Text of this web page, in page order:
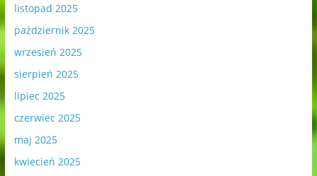
listopad 2025
październik 2025
wrzesień 2025
sierpień 2025
lipiec 2025
czerwiec 2025
maj 2025
kwiecień 2025